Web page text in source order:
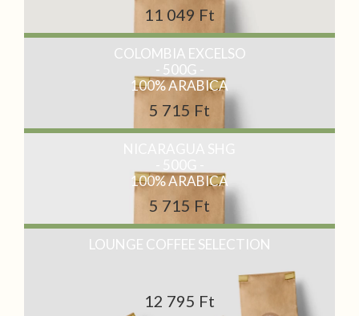
11 049 Ft
COLOMBIA EXCELSO
- 500G -
100% ARABICA
5 715 Ft
100% ARABICA
5 715 Ft
LOUNGE COFFEE SELECTION
12 795 Ft